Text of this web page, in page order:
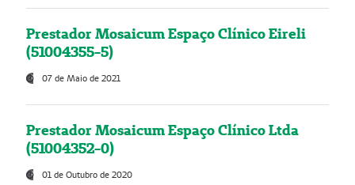
Prestador Mosaicum Espaço Clínico Eireli
(51004355-5)
07 de Maio de 2021
Prestador Mosaicum Espaço Clínico Ltda
(51004352-0)
01 de Outubro de 2020